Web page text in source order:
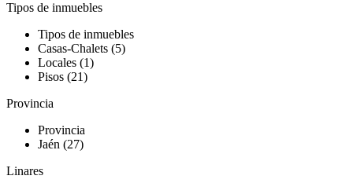
Tipos de inmuebles
Tipos de inmuebles
Casas-Chalets (5)
Locales (1)
Pisos (21)
Provincia
Provincia
Jaén (27)
Linares